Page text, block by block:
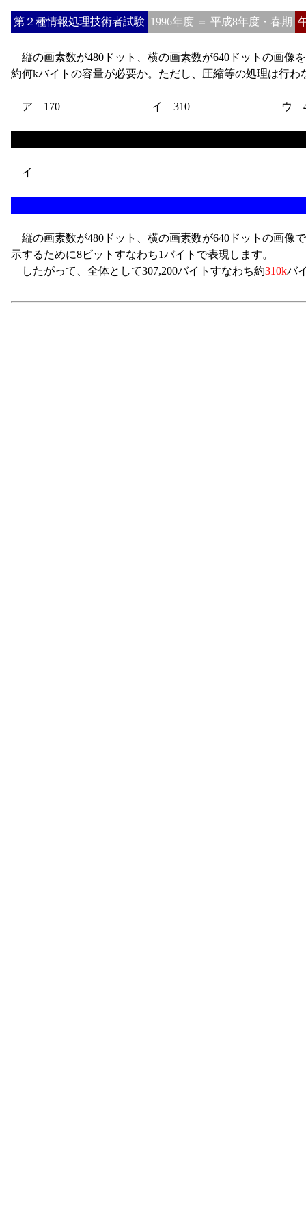
第２種情報処理技術者試験 1996年度 ＝ 平成8年度・春期
縦の画素数が480ドット、横の画素数が640ドットの画像
約何kバイトの容量が必要か。ただし、圧縮等の処理は行わ
ア 170 イ 310 ウ
イ
縦の画素数が480ドット、横の画素数が640ドットの画像
示するために8ビットすなわち1バイトで表現します。
したがって、全体として307,200バイトすなわち約310kバ